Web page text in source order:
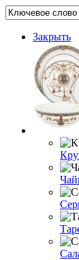
Закрыть